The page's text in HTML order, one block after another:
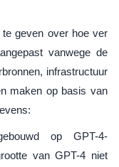
geven over hoe ver
vanwege de
infrastructuur
maken op basis van
op GPT-4-
van GPT-4 niet